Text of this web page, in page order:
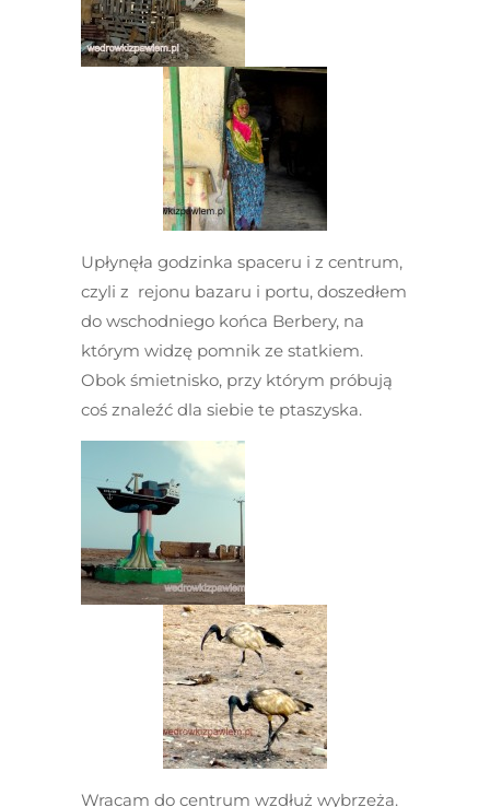
Upłynęła godzinka spaceru i z centrum,
czyli z rejonu bazaru i portu, doszedłem
do wschodniego końca Berbery, na
którym widzę pomnik ze statkiem.
Obok śmietnisko, przy którym próbują
coś znaleźć dla siebie te ptaszyska.
Wracam do centrum wzdłuż wybrzeża.